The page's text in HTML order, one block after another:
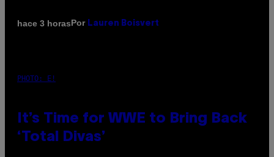
hace 3 horasPor Lauren Boisvert
PHOTO: E!
It’s Time for WWE to Bring Back
‘Total Divas’